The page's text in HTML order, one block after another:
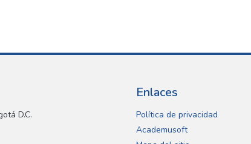
D.C.
Enlaces
Política de privacidad
Academusoft